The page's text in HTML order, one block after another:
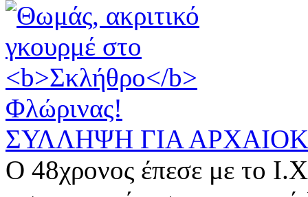
ΣΥΛΛΗΨΗ ΓΙΑ
Ο 48χρονος έπεσε με το